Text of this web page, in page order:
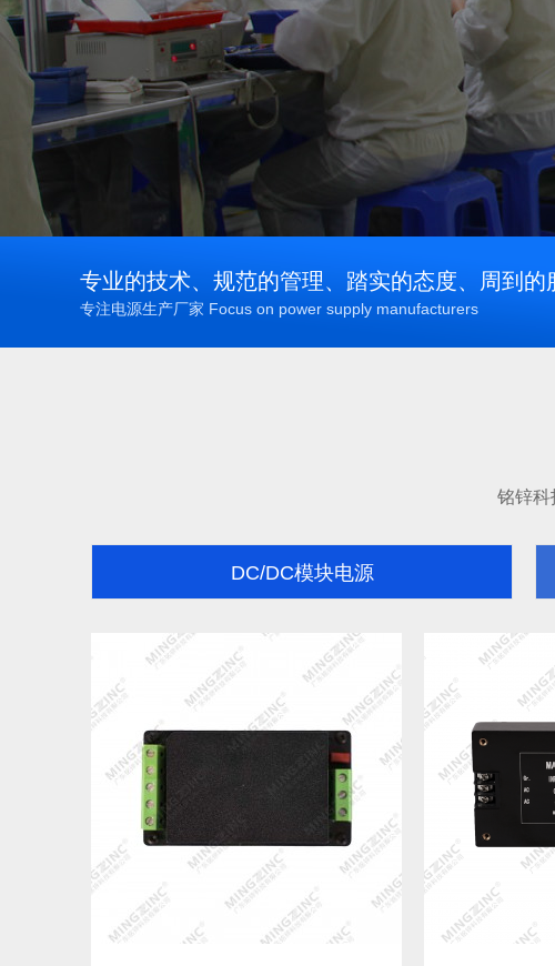
专业的技术、规范的管理、踏实的态度、周到的
专注电源生产厂家 Focus on power supply manufacturers
铭锌科
DC/DC模块电源